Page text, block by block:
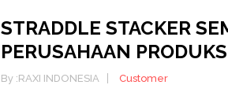
STRADDLE STACKER
PERUSAHAAN
By :RAXI INDONESIA Customer